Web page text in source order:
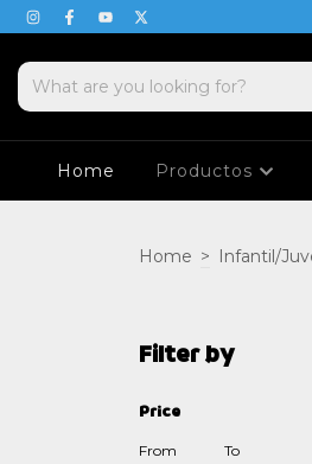
Home Productos
Home > Infantil/
Filter by
Price
From To